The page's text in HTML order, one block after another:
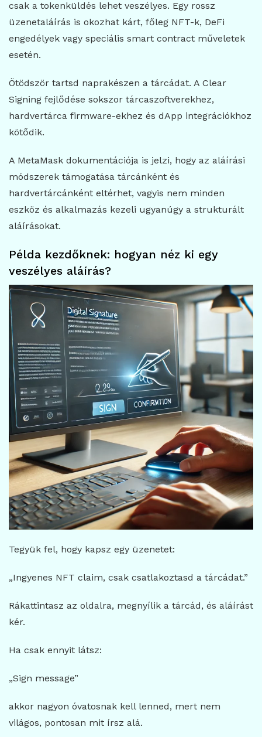
csak a tokenküldés lehet veszélyes. Egy rossz
üzenetaláírás is okozhat kárt, főleg NFT-k, DeFi
engedélyek vagy speciális smart contract műveletek
esetén.
Ötödször tartsd naprakészen a tárcádat. A Clear
Signing fejlődése sokszor tárcaszoftverekhez,
hardvertárca firmware-ekhez és dApp integrációkhoz
kötődik.
A MetaMask dokumentációja is jelzi, hogy az aláírási
módszerek támogatása tárcánként és
hardvertárcánként eltérhet, vagyis nem minden
eszköz és alkalmazás kezeli ugyanúgy a strukturált
aláírásokat.
Példa kezdőknek: hogyan néz ki egy
veszélyes aláírás?
Tegyük fel, hogy kapsz egy üzenetet:
„Ingyenes NFT claim, csak csatlakoztasd a tárcádat.”
Rákattintasz az oldalra, megnyílik a tárcád, és aláírást
kér.
Ha csak ennyit látsz:
„Sign message”
akkor nagyon óvatosnak kell lenned, mert nem
világos, pontosan mit írsz alá.